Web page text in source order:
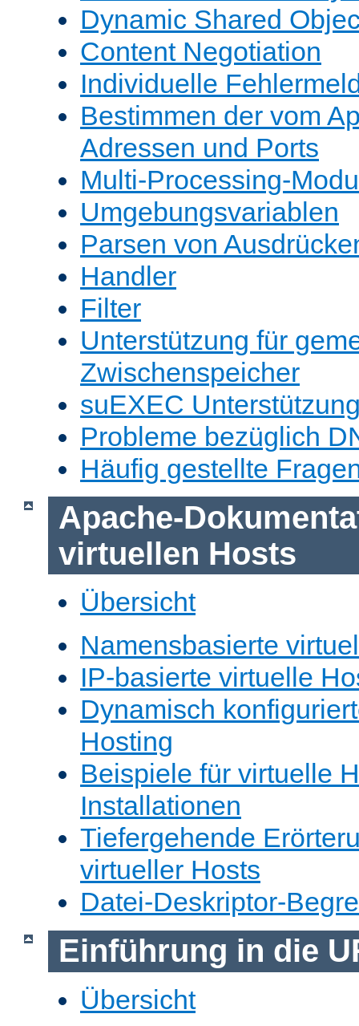
Dynamic Shared
Content Negotiation
Individuelle
Bestimmen der vom
Adressen und Ports
Multi-Processing-
Umgebungsvariablen
Parsen von
Handler
Filter
Unterstützung für
Zwischenspeicher
suEXEC
Probleme bezüglich
Häufig gestellte
Apache-
virtuellen Hosts
Übersicht
Namensbasierte
IP-basierte virtuelle
Dynamisch
Hosting
Beispiele für virtuelle
Installationen
Tiefergehende
virtueller Hosts
Datei-Deskriptor-
Einführung in die
Übersicht